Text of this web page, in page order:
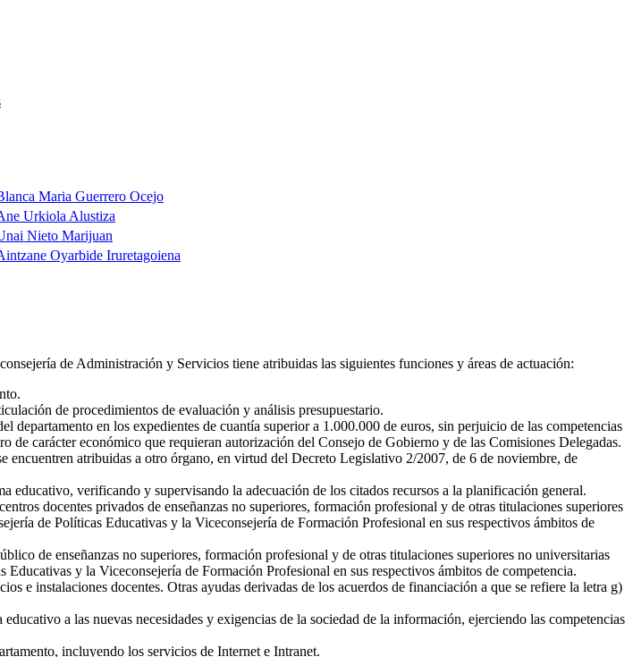
Maria Guerrero Ocejo
Urkiola Alustiza
Nieto Marijuan
Oyarbide Iruretagoiena
de Administración y Servicios tiene atribuidas las siguientes funciones y áreas de actuación:
de procedimientos de evaluación y análisis presupuestario.
departamento en los expedientes de cuantía superior a 1.000.000 de euros, sin perjuicio de las competencias
carácter económico que requieran autorización del Consejo de Gobierno y de las Comisiones Delegadas.
atribuidas a otro órgano, en virtud del Decreto Legislativo 2/2007, de 6 de noviembre, de
educativo, verificando y supervisando la adecuación de los citados recursos a la planificación general.
docentes privados de enseñanzas no superiores, formación profesional y de otras titulaciones superiores
de Políticas Educativas y la Viceconsejería de Formación Profesional en sus respectivos ámbitos de
de enseñanzas no superiores, formación profesional y de otras titulaciones superiores no universitarias
y la Viceconsejería de Formación Profesional en sus respectivos ámbitos de competencia.
e instalaciones docentes. Otras ayudas derivadas de los acuerdos de financiación a que se refiere la letra g)
a las nuevas necesidades y exigencias de la sociedad de la información, ejerciendo las competencias
incluyendo los servicios de Internet e Intranet.